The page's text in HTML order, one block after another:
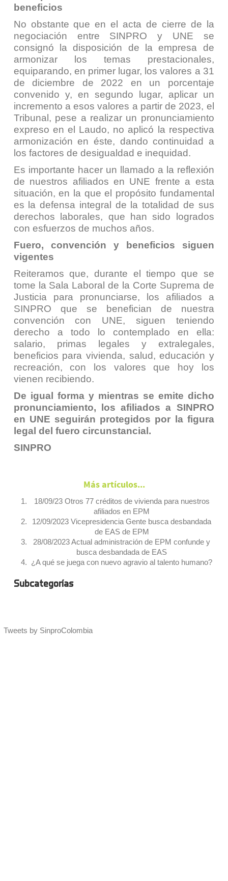
beneficios
No obstante que en el acta de cierre de la
negociación entre SINPRO y UNE se
consignó la disposición de la empresa de
armonizar los temas prestacionales,
equiparando, en primer lugar, los valores a 31
de diciembre de 2022 en un porcentaje
convenido y, en segundo lugar, aplicar un
incremento a esos valores a partir de 2023, el
Tribunal, pese a realizar un pronunciamiento
expreso en el Laudo, no aplicó la respectiva
armonización en éste, dando continuidad a
los factores de desigualdad e inequidad.
Es importante hacer un llamado a la reflexión
de nuestros afiliados en UNE frente a esta
situación, en la que el propósito fundamental
es la defensa integral de la totalidad de sus
derechos laborales, que han sido logrados
con esfuerzos de muchos años.
Fuero, convención y beneficios siguen
vigentes
Reiteramos que, durante el tiempo que se
tome la Sala Laboral de la Corte Suprema de
Justicia para pronunciarse, los afiliados a
SINPRO que se benefician de nuestra
convención con UNE, siguen teniendo
derecho a todo lo contemplado en ella:
salario, primas legales y extralegales,
beneficios para vivienda, salud, educación y
recreación, con los valores que hoy los
vienen recibiendo.
De igual forma y mientras se emite dicho
pronunciamiento, los afiliados a SINPRO
en UNE seguirán protegidos por la figura
legal del fuero circunstancial.
SINPRO
Más artículos...
18/09/23 Otros 77 créditos de vivienda para nuestros
afiliados en EPM
12/09/2023 Vicepresidencia Gente busca desbandada
de EAS de EPM
28/08/2023 Actual administración de EPM confunde y
busca desbandada de EAS
¿A qué se juega con nuevo agravio al talento humano?
Subcategorías
Tweets by SinproColombia